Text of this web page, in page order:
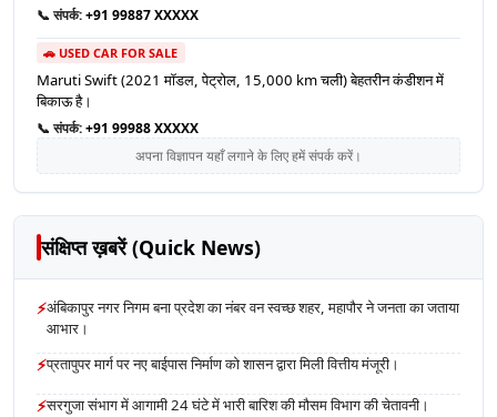
📞 संपर्क:+91 99887 XXXXX
🚗 USED CAR FOR SALE
Maruti Swift (2021 मॉडल, पेट्रोल, 15,000 km चली) बेहतरीन कंडीशन में
बिकाऊ है।
📞 संपर्क:+91 99988 XXXXX
अपना विज्ञापन यहाँ लगाने के लिए हमें संपर्क करें।
संक्षिप्त ख़बरें (Quick News)
⚡अंबिकापुर नगर निगम बना प्रदेश का नंबर वन स्वच्छ शहर, महापौर ने जनता का जताया
आभार।
⚡प्रतापुपर मार्ग पर नए बाईपास निर्माण को शासन द्वारा मिली वित्तीय मंजूरी।
⚡सरगुजा संभाग में आगामी 24 घंटे में भारी बारिश की मौसम विभाग की चेतावनी।